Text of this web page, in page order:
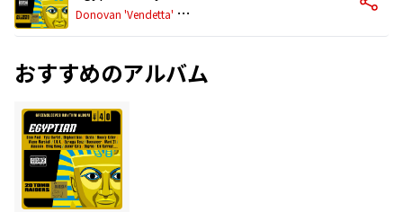
D
onovan 'Vendetta' Bennett
おすすめのアルバム